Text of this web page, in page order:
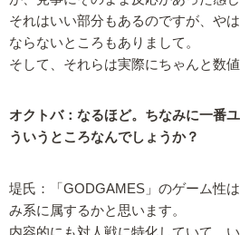
それはいい部分もあるのですが、や
ならないところもありまして。
そして、それらは実際にちゃんと数
オクトバ：なるほど。ちなみに一番
ういうところなんでしょうか？
堤氏：「GODGAMES」のゲーム性
み系に属するかと思います。
内容的にも対人戦に特化していて、